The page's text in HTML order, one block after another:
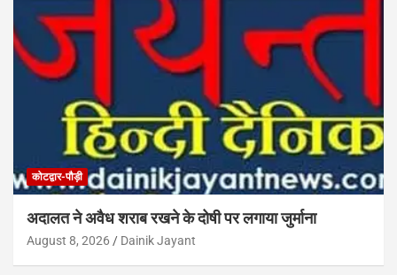
कोटद्वार-पौड़ी
अदालत ने अवैध शराब रखने के दोषी पर लगाया जुर्माना
August 8, 2026 Dainik Jayant